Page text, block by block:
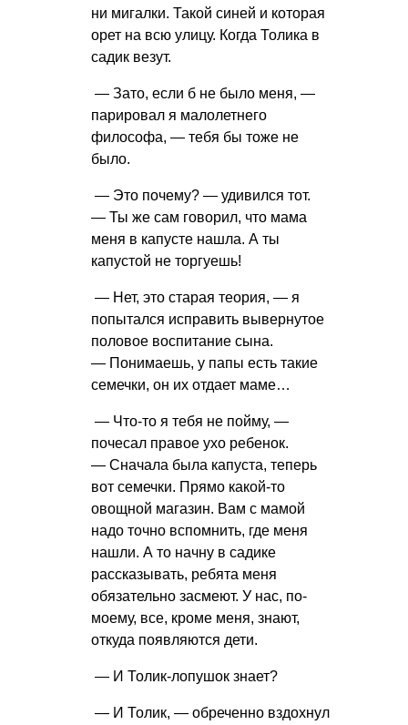
ни мигалки. Такой синей и которая
орет на всю улицу. Когда Толика в
садик везут.
— Зато, если б не было меня, —
парировал я малолетнего
философа, — тебя бы тоже не
было.
— Это почему? — удивился тот.
— Ты же сам говорил, что мама
меня в капусте нашла. А ты
капустой не торгуешь!
— Нет, это старая теория, — я
попытался исправить вывернутое
половое воспитание сына.
— Понимаешь, у папы есть такие
семечки, он их отдает маме…
— Что-то я тебя не пойму, —
почесал правое ухо ребенок.
— Сначала была капуста, теперь
вот семечки. Прямо какой-то
овощной магазин. Вам с мамой
надо точно вспомнить, где меня
нашли. А то начну в садике
рассказывать, ребята меня
обязательно засмеют. У нас, по-
моему, все, кроме меня, знают,
откуда появляются дети.
— И Толик-лопушок знает?
— И Толик, — обреченно вздохнул